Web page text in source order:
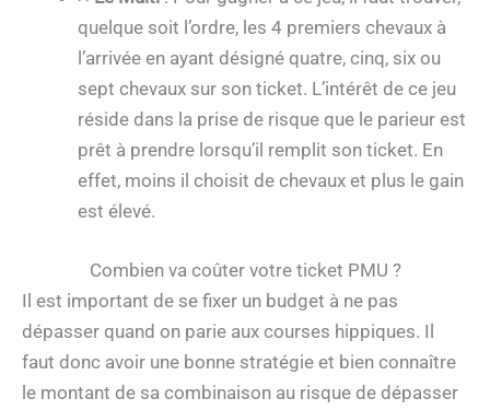
quelque soit l’ordre, les 4 premiers chevaux à
l’arrivée en ayant désigné quatre, cinq, six ou
sept chevaux sur son ticket. L’intérêt de ce jeu
réside dans la prise de risque que le parieur est
prêt à prendre lorsqu’il remplit son ticket. En
effet, moins il choisit de chevaux et plus le gain
est élevé.
Combien va coûter votre ticket PMU ?
Il est important de se fixer un budget à ne pas
dépasser quand on parie aux courses hippiques. Il
faut donc avoir une bonne stratégie et bien connaître
le montant de sa combinaison au risque de dépasser